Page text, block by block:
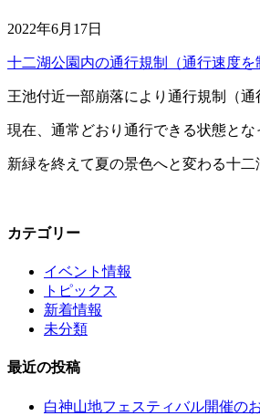
2022年6月17日
十二湖公園内の通行規制（通行速度
王池付近一部崩落により通行規制（
現在、通常どおり通行できる状態とな
新緑を終えて夏の景色へと変わる十二
カテゴリー
イベント情報
トピックス
新着情報
未分類
最近の投稿
白神山地フェスティバル開催の